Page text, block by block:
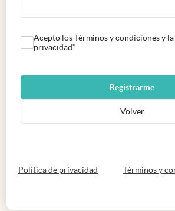
Acepto los Términos y condiciones y
privacidad*
Registrarme
Volver
Política de privacidad abre en nueva
Términos y